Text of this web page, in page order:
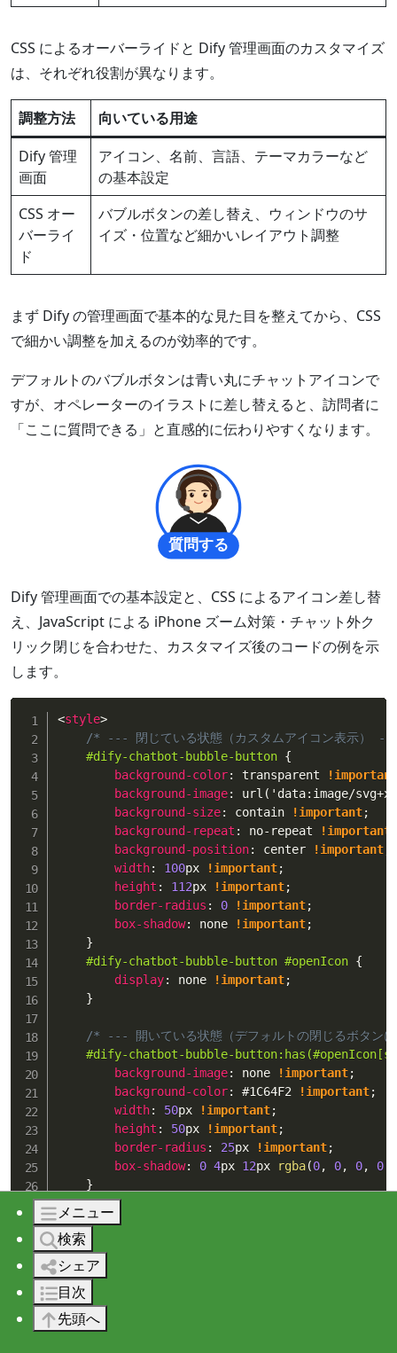
CSS によるオーバーライドと Dify 管理画面のカスタマイズ
は、それぞれ役割が異なります。
調整方法
向いている用途
Dify 管理
画面
アイコン、名前、言語、テーマカラーなど
の基本設定
CSS オー
バーライ
ド
バブルボタンの差し替え、ウィンドウのサ
イズ・位置など細かいレイアウト調整
まず Dify の管理画面で基本的な見た目を整えてから、CSS
で細かい調整を加えるのが効率的です。
デフォルトのバブルボタンは青い丸にチャットアイコンで
すが、オペレーターのイラストに差し替えると、訪問者に
「ここに質問できる」と直感的に伝わりやすくなります。
Dify 管理画面での基本設定と、CSS によるアイコン差し替
え、JavaScript による iPhone ズーム対策・チャット外ク
リック閉じを合わせた、カスタマイズ後のコードの例を示
します。
<style>
/* --- 閉じている状態（カスタムアイコン表示）
#dify-chatbot-bubble-button {
background-color: transparent
background-image:
url('data:image/
background-size: contain !important;
background-repeat : no-repeat !important
background-position: center !important
width: 100px !important;
height : 112px !important;
border-radius : 0 !important;
box-shadow: none !important;
}
#dify-chatbot-bubble-button #openIcon {
display: none !important;
}
/* --- 開いている状態（デフォルトの閉じるボタ
#dify-chatbot-bubble-button:has (#openIcon
background-image: none !important;
background-color: #1C64F2 !important;
width: 50px !important;
height : 50px !important;
border-radius : 25px !important;
box-shadow: 0 4px 12px rgba(0, 0, 0,
}
/* --- チャットウィンドウ --- */
メニュー
検索
シェア
目次
先頭へ